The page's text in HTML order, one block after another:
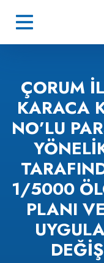
ÇORUM
KARACA
NO’LU
1/5000
PLANI